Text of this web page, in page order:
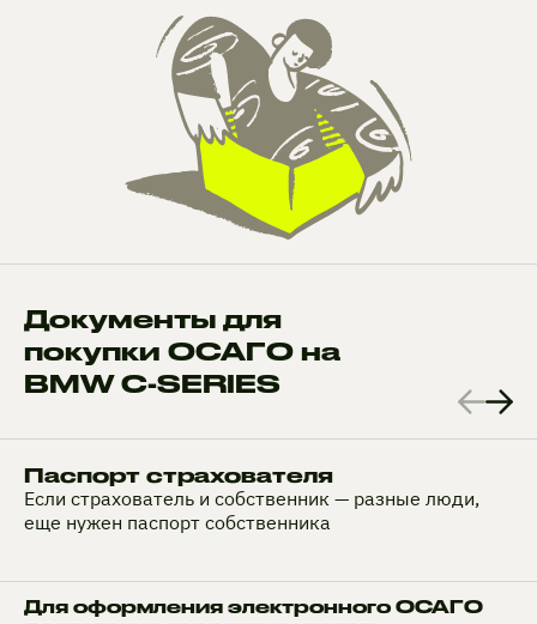
Документы для
покупки ОСАГО на
BMW C-SERIES
Паспорт страхователя
Если страхователь и собственник — разные люди,
еще нужен паспорт собственника
Для оформления электронного ОСАГО